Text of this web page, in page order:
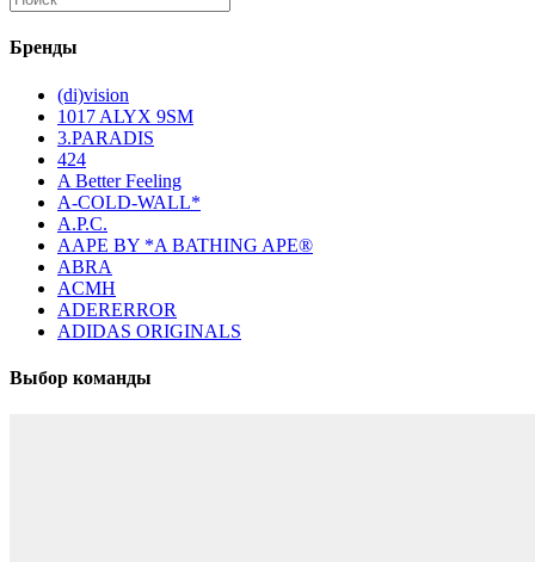
Бренды
(di)vision
1017 ALYX 9SM
3.PARADIS
424
A Better Feeling
A-COLD-WALL*
A.P.C.
AAPE BY *A BATHING APE®
ABRA
ACMH
ADERERROR
ADIDAS ORIGINALS
Выбор команды